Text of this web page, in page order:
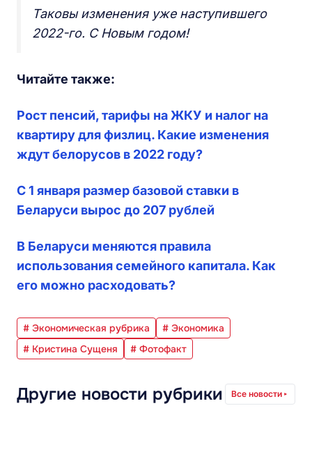
Таковы изменения уже наступившего
2022-го. С Новым годом!
Читайте также:
Рост пенсий, тарифы на ЖКУ и налог на
квартиру для физлиц. Какие изменения
ждут белорусов в 2022 году?
С 1 января размер базовой ставки в
Беларуси вырос до 207 рублей
В Беларуси меняются правила
использования семейного капитала. Как
его можно расходовать?
# Экономическая рубрика
# Экономика
# Кристина Сущеня
# Фотофакт
Другие новости рубрики Все новости